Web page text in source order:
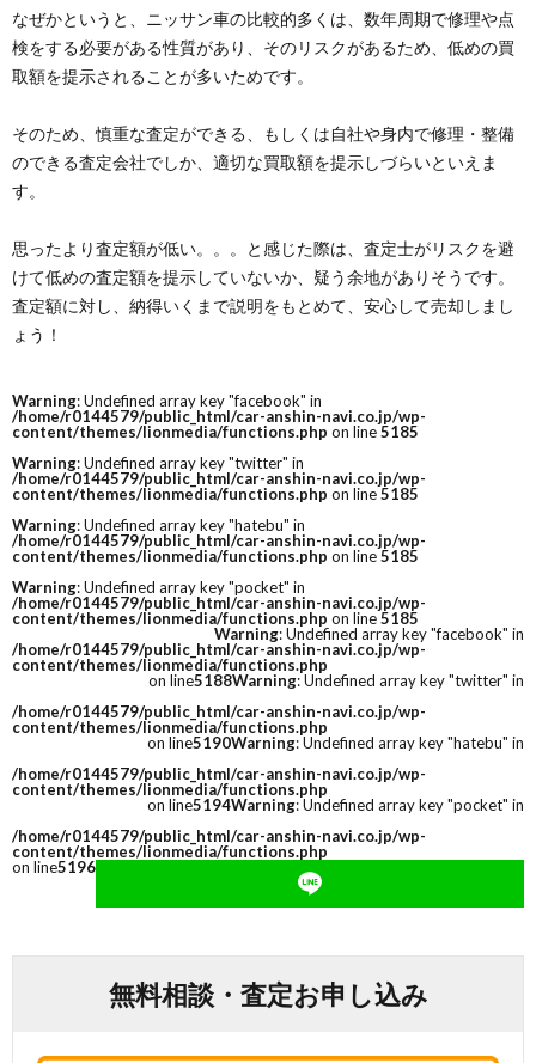
なぜかというと、ニッサン車の比較的多くは、数年周期で修理や点
検をする必要がある性質があり、そのリスクがあるため、低めの買
取額を提示されることが多いためです。
そのため、慎重な査定ができる、もしくは自社や身内で修理・整備
のできる査定会社でしか、適切な買取額を提示しづらいといえま
す。
思ったより査定額が低い。。。と感じた際は、査定士がリスクを避
けて低めの査定額を提示していないか、疑う余地がありそうです。
査定額に対し、納得いくまで説明をもとめて、安心して売却しまし
ょう！
Warning: Undefined array key "facebook" in
/home/r0144579/public_html/car-anshin-navi.co.jp/wp-
content/themes/lionmedia/functions.php on line5185
Warning: Undefined array key "twitter" in
/home/r0144579/public_html/car-anshin-navi.co.jp/wp-
content/themes/lionmedia/functions.php on line5185
Warning: Undefined array key "hatebu" in
/home/r0144579/public_html/car-anshin-navi.co.jp/wp-
content/themes/lionmedia/functions.php on line5185
Warning: Undefined array key "pocket" in
/home/r0144579/public_html/car-anshin-navi.co.jp/wp-
content/themes/lionmedia/functions.php on line5185
Warning: Undefined array key "facebook" in
/home/r0144579/public_html/car-anshin-navi.co.jp/wp-
content/themes/lionmedia/functions.php
on line5188Warning: Undefined array key "twitter" in
/home/r0144579/public_html/car-anshin-navi.co.jp/wp-
content/themes/lionmedia/functions.php
on line5190Warning: Undefined array key "hatebu" in
/home/r0144579/public_html/car-anshin-navi.co.jp/wp-
content/themes/lionmedia/functions.php
on line5194Warning: Undefined array key "pocket" in
/home/r0144579/public_html/car-anshin-navi.co.jp/wp-
content/themes/lionmedia/functions.php
on line5196
無料相談・査定お申し込み